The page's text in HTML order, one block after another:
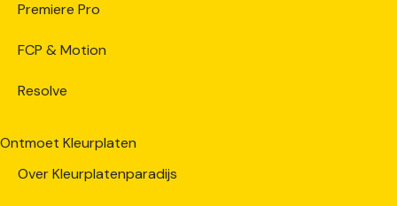
Premiere Pro
FCP & Motion
Resolve
Ontmoet Kleurplaten
Over Kleurplatenparadijs